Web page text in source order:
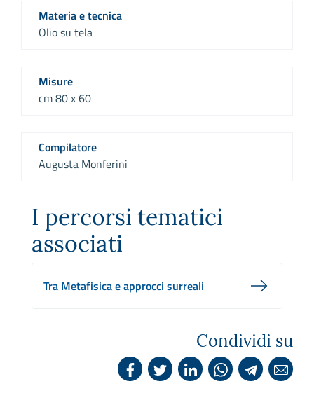
Materia e tecnica
Olio su tela
Misure
cm 80 x 60
Compilatore
Augusta Monferini
I percorsi tematici
associati
Tra Metafisica e approcci surreali
Condividi su